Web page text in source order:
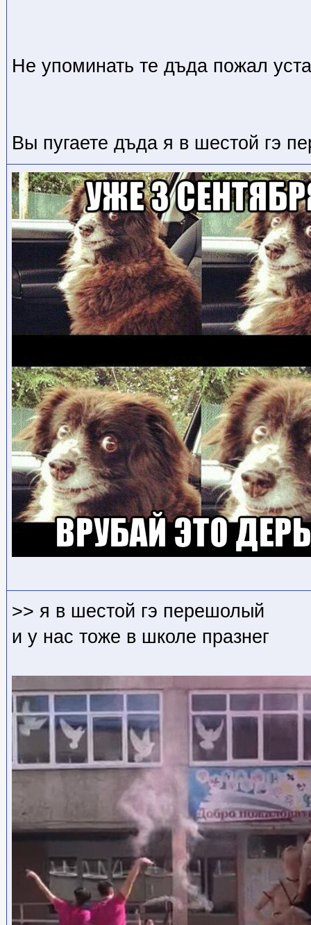
Не упоминать те дъда пожал уста
Вы пугаете дъда я в шестой гэ
>> я в шестой гэ перешолый
и у нас тоже в школе празнег